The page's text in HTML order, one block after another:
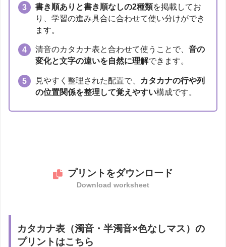
書き順ありと書き順なしの2種類を掲載してお
り、学習の進み具合に合わせて使い分けができ
ます。
清音のカタカナ表と合わせて使うことで、音の
変化と文字の違いを自然に理解できます。
見やすく整理された配置で、
カタカナの行や列
の位置関係を整理して覚えやすい構成です。
プリントをダウンロード
Download worksheet
カタカナ表（濁音・半濁音×色なしマス）の
プリントはこちら